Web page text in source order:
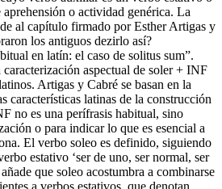
o actividad genérica. La
al capítulo firmado por Esther Artigas y
los antiguos dezirlo así?
en latín: el caso de solitus sum”.
aspectual de soler+ INF
Artigas y Cabré se basan en la
características latinas de la construcción
no es una perífrasis habitual, sino
o para indicar lo que es esencial a
El verbo soleo es definido, siguiendo
estativo ‘ser de uno, ser normal, ser
que soleo acostumbra a combinarse